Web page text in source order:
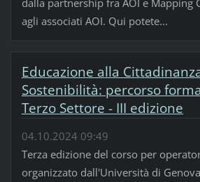
agli associati AOI. Qui potete...
Educazione alla
Sostenibilità: percorso
Terzo Settore - III edizione
04.10.2024 09:49
Terza edizione del corso per
organizzato dall'Università di